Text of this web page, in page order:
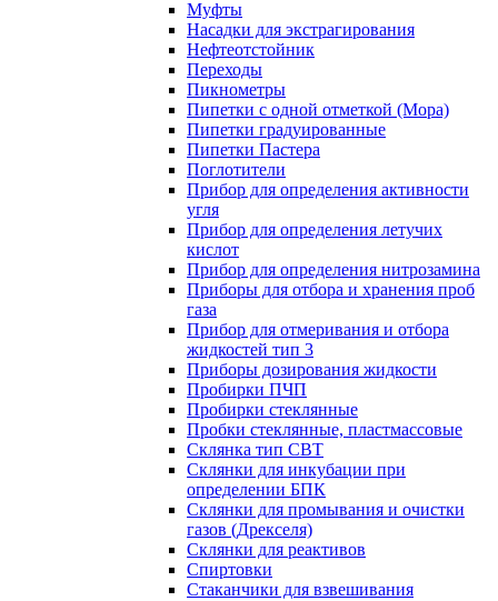
Муфты
Насадки для экстрагирования
Нефтеотстойник
Переходы
Пикнометры
Пипетки с одной отметкой (Мора)
Пипетки градуированные
Пипетки Пастера
Поглотители
Прибор для определения активности
угля
Прибор для определения летучих
кислот
Прибор для определения нитрозамина
Приборы для отбора и хранения проб
газа
Прибор для отмеривания и отбора
жидкостей тип 3
Приборы дозирования жидкости
Пробирки ПЧП
Пробирки стеклянные
Пробки стеклянные, пластмассовые
Склянка тип СВТ
Склянки для инкубации при
определении БПК
Склянки для промывания и очистки
газов (Дрекселя)
Склянки для реактивов
Спиртовки
Стаканчики для взвешивания